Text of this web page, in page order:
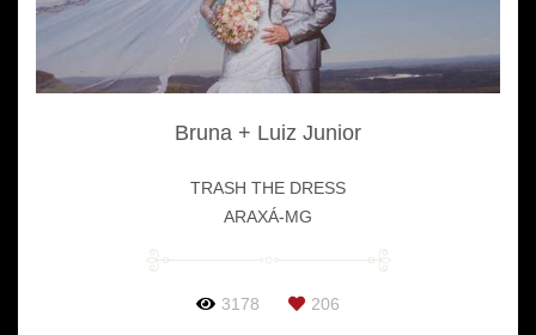
Bruna + Luiz Junior
TRASH THE DRESS
ARAXÁ-MG
3178 206